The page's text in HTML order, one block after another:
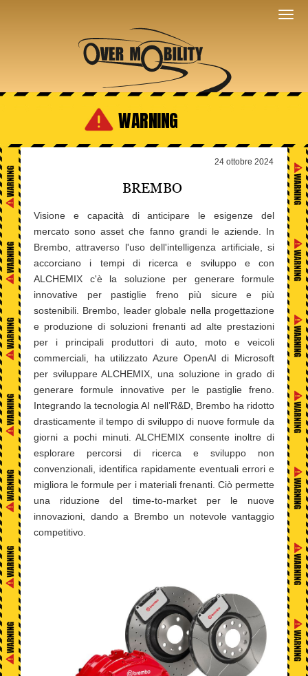
WARNING
24 ottobre 2024
BREMBO
Visione e capacità di anticipare le esigenze del
mercato sono asset che fanno grandi le aziende. In
Brembo, attraverso l'uso dell'intelligenza artificiale, si
accorciano i tempi di ricerca e sviluppo e con
ALCHEMIX c'è la soluzione per generare formule
innovative per pastiglie freno più sicure e più
sostenibili. Brembo, leader globale nella progettazione
e produzione di soluzioni frenanti ad alte prestazioni
per i principali produttori di auto, moto e veicoli
commerciali, ha utilizzato Azure OpenAI di Microsoft
per sviluppare ALCHEMIX, una soluzione in grado di
generare formule innovative per le pastiglie freno.
Integrando la tecnologia AI nell’R&D, Brembo ha ridotto
drasticamente il tempo di sviluppo di nuove formule da
giorni a pochi minuti. ALCHEMIX consente inoltre di
esplorare percorsi di ricerca e sviluppo non
convenzionali, identifica rapidamente eventuali errori e
migliora le formule per i materiali frenanti. Ciò permette
una riduzione del time-to-market per le nuove
innovazioni, dando a Brembo un notevole vantaggio
competitivo.